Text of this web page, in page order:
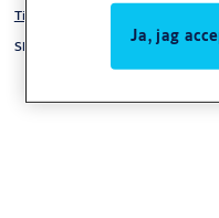
Tillhållarlås
Slutbleck
Ja, jag